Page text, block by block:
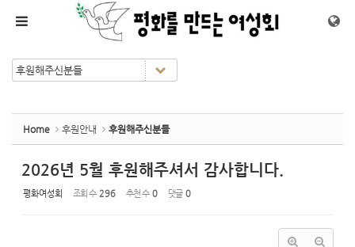
Home 후원안내 후원해주신분들
2026년 5월 후원해주셔서 감사합니다.
평화여성회 조회 수 296 추천 수 0 댓글 0